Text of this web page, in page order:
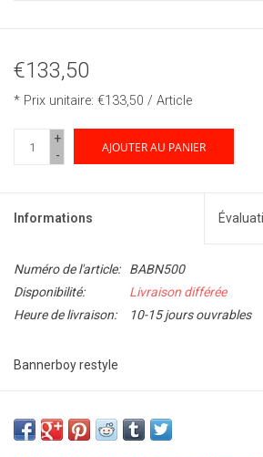
€133,50
* Prix unitaire: €133,50 / Article
+
-
AJOUTER AU PANIER
Informations
Numéro de l'article:
BABN500
Disponibilité:
Livraison différée
Heure de livraison:
10-15 jours ouvrables
Bannerboy restyle
présentation monoface et double face de
digitales. Monter simplement le visuel dans